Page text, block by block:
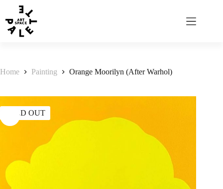
Home Painting Orange Moorilyn (After Warhol)
SOLD OUT